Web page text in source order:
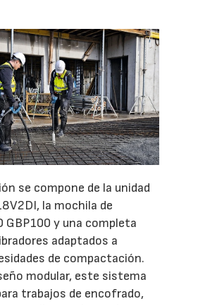
se compone de la unidad
la mochila de
GBP100 y una completa
adaptados a
de compactación.
modular, este sistema
trabajos de encofrado,